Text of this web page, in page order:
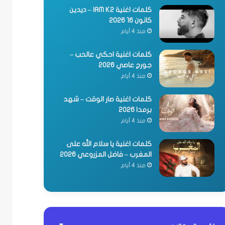
كلمات اغنية IAM K2 – ديدين
كانون 16 2026
منذ 4 أيام
كلمات اغنية احكي عالحب –
جورج عاصي 2026
منذ 4 أيام
كلمات اغنية صار الوقت – شهد
برمدا 2026
منذ 4 أيام
كلمات اغنية يا سلام الله على
المغرب – فاضل المزروعي 2026
منذ 4 أيام